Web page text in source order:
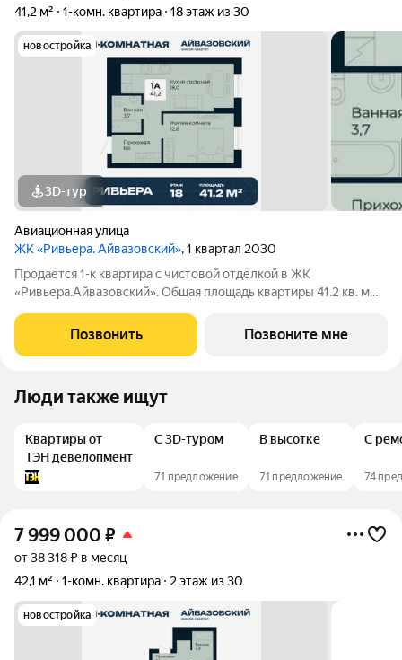
41,2 м²
1-комн. квартира 18 этаж из 30
новостройка
3D-тур
Авиационная улица
ЖК «Ривьера. Айвазовский», 1 квартал 2030
Продается 1-к квартира с чистовой отделкой в ЖК
«Ривьера.Айвазовский». Общая площадь квартиры 41.2 кв. м,
жилой квартал в районе Центр-Юг Екатеринбурга. Проект
ориентирован на жителей, которые
Позвонить Позвоните мне
Люди также ищут
Квартиры от
ТЭН девелопмент
С 3D-туром
71 предложение
В высотке
71 предложение
С
74
7 999 000 ₽
от 38 318 ₽ в месяц
42,1 м²
1-комн. квартира 2 этаж из 30
новостройка